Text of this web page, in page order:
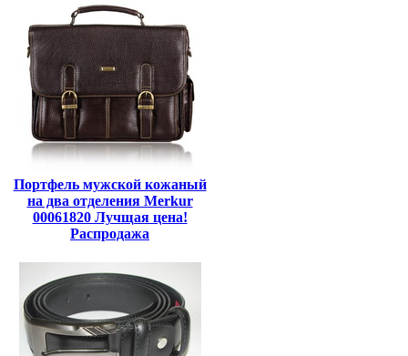
Портфель мужской кожаный
на два отделения Merkur
00061820 Лучщая цена!
Распродажа